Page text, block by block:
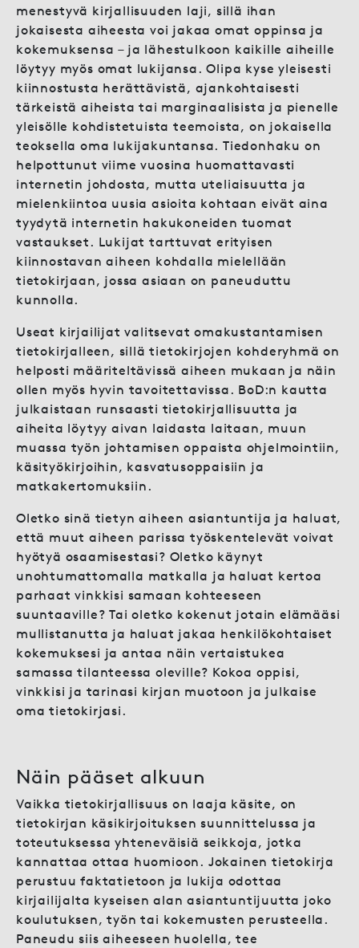
menestyvä kirjallisuuden laji, sillä ihan
jokaisesta aiheesta voi jakaa omat oppinsa ja
kokemuksensa – ja lähestulkoon kaikille aiheille
löytyy myös omat lukijansa. Olipa kyse yleisesti
kiinnostusta herättävistä, ajankohtaisesti
tärkeistä aiheista tai marginaalisista ja pienelle
yleisölle kohdistetuista teemoista, on jokaisella
teoksella oma lukijakuntansa. Tiedonhaku on
helpottunut viime vuosina huomattavasti
internetin johdosta, mutta uteliaisuutta ja
mielenkiintoa uusia asioita kohtaan eivät aina
tyydytä internetin hakukoneiden tuomat
vastaukset. Lukijat tarttuvat erityisen
kiinnostavan aiheen kohdalla mielellään
tietokirjaan, jossa asiaan on paneuduttu
kunnolla.
Useat kirjailijat valitsevat omakustantamisen
tietokirjalleen, sillä tietokirjojen kohderyhmä on
helposti määriteltävissä aiheen mukaan ja näin
ollen myös hyvin tavoitettavissa. BoD:n kautta
julkaistaan runsaasti tietokirjallisuutta ja
aiheita löytyy aivan laidasta laitaan, muun
muassa työn johtamisen oppaista ohjelmointiin,
käsityökirjoihin, kasvatusoppaisiin ja
matkakertomuksiin.
Oletko sinä tietyn aiheen asiantuntija ja haluat,
että muut aiheen parissa työskentelevät voivat
hyötyä osaamisestasi? Oletko käynyt
unohtumattomalla matkalla ja haluat kertoa
parhaat vinkkisi samaan kohteeseen
suuntaaville? Tai oletko kokenut jotain elämääsi
mullistanutta ja haluat jakaa henkilökohtaiset
kokemuksesi ja antaa näin vertaistukea
samassa tilanteessa oleville? Kokoa oppisi,
vinkkisi ja tarinasi kirjan muotoon ja julkaise
oma tietokirjasi.
Näin pääset alkuun
Vaikka tietokirjallisuus on laaja käsite, on
tietokirjan käsikirjoituksen suunnittelussa ja
toteutuksessa yhteneväisiä seikkoja, jotka
kannattaa ottaa huomioon. Jokainen tietokirja
perustuu faktatietoon ja lukija odottaa
kirjailijalta kyseisen alan asiantuntijuutta joko
koulutuksen, työn tai kokemusten perusteella.
Paneudu siis aiheeseen huolella, tee